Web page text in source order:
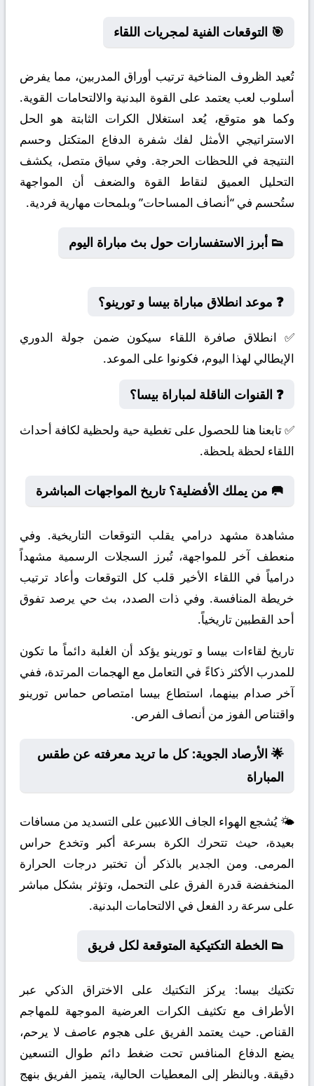
🎯 التوقعات الفنية لمجريات اللقاء
تُعيد الظروف المناخية ترتيب أوراق المدربين، مما يفرض
أسلوب لعب يعتمد على القوة البدنية والالتحامات القوية.
وكما هو متوقع، يُعد استغلال الكرات الثابتة هو الحل
الاستراتيجي الأمثل لفك شفرة الدفاع المتكتل وحسم
النتيجة في اللحظات الحرجة. وفي سياق متصل، يكشف
التحليل العميق لنقاط القوة والضعف أن المواجهة
ستُحسم في “أنصاف المساحات” وبلمحات مهارية فردية.
👟 أبرز الاستفسارات حول بث مباراة اليوم
❓ موعد انطلاق مباراة بيسا و تورينو؟
✅ انطلاق صافرة اللقاء سيكون ضمن جولة الدوري
الإيطالي لهذا اليوم، فكونوا على الموعد.
❓ القنوات الناقلة لمباراة بيسا؟
✅ تابعنا هنا للحصول على تغطية حية ولحظية لكافة أحداث
اللقاء لحظة بلحظة.
🥅 من يملك الأفضلية؟ تاريخ المواجهات المباشرة
مشاهدة مشهد درامي يقلب التوقعات التاريخية. وفي
منعطف آخر للمواجهة، تُبرز السجلات الرسمية مشهداً
درامياً في اللقاء الأخير قلب كل التوقعات وأعاد ترتيب
خريطة المنافسة. وفي ذات الصدد، بث حي يرصد تفوق
أحد القطبين تاريخياً.
تاريخ لقاءات بيسا و تورينو يؤكد أن الغلبة دائماً ما تكون
للمدرب الأكثر ذكاءً في التعامل مع الهجمات المرتدة، ففي
آخر صدام بينهما، استطاع بيسا امتصاص حماس تورينو
واقتناص الفوز من أنصاف الفرص.
🌟 الأرصاد الجوية: كل ما تريد معرفته عن طقس
المباراة
🌤️ يُشجع الهواء الجاف اللاعبين على التسديد من مسافات
بعيدة، حيث تتحرك الكرة بسرعة أكبر وتخدع حراس
المرمى. ومن الجدير بالذكر أن تختبر درجات الحرارة
المنخفضة قدرة الفرق على التحمل، وتؤثر بشكل مباشر
على سرعة رد الفعل في الالتحامات البدنية.
👟 الخطة التكتيكية المتوقعة لكل فريق
تكتيك بيسا: يركز التكتيك على الاختراق الذكي عبر
الأطراف مع تكثيف الكرات العرضية الموجهة للمهاجم
القناص. حيث يعتمد الفريق على هجوم عاصف لا يرحم،
يضع الدفاع المنافس تحت ضغط دائم طوال التسعين
دقيقة. وبالنظر إلى المعطيات الحالية، يتميز الفريق بنهج